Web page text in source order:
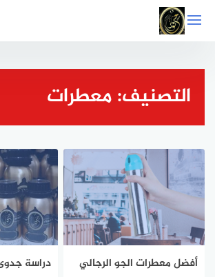
إلى
المحتوى
التصنيف:معطرات
أفضل معطرات الجو الرجالي
دراسة